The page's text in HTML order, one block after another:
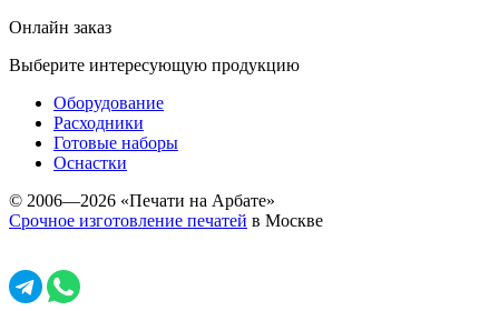
Онлайн заказ
Выберите интересующую продукцию
Оборудование
Расходники
Готовые наборы
Оснастки
© 2006—2026 «Печати на Арбате»
Срочное изготовление печатей в Москве